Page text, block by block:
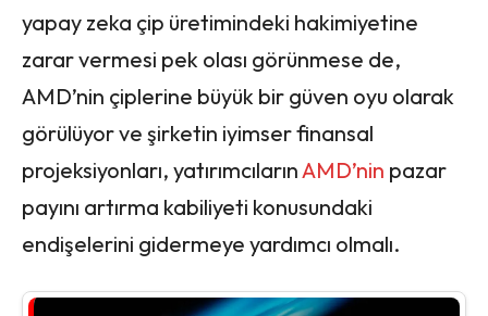
yapay zeka çip üretimindeki hakimiyetine
zarar vermesi pek olası görünmese de,
AMD’nin çiplerine büyük bir güven oyu olarak
görülüyor ve şirketin iyimser finansal
projeksiyonları, yatırımcıların AMD’nin pazar
payını artırma kabiliyeti konusundaki
endişelerini gidermeye yardımcı olmalı.